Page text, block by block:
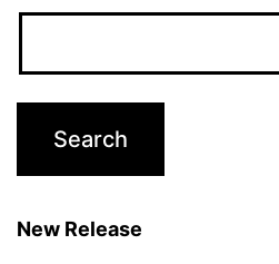
New Release